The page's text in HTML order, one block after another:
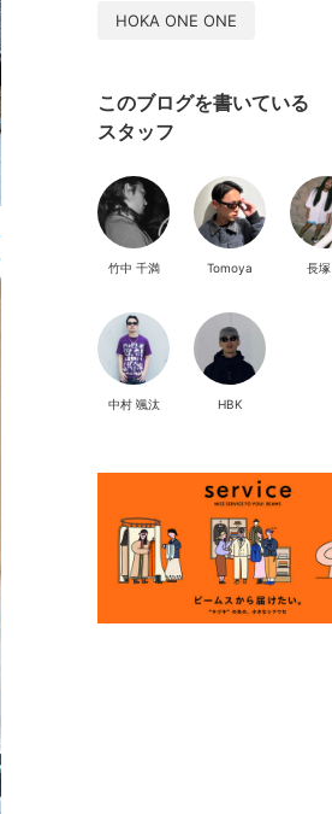
HOKA ONE ONE
このブログを書いている
スタッフ
竹中 千満 Tomoya 長
中村 颯汰 HBK